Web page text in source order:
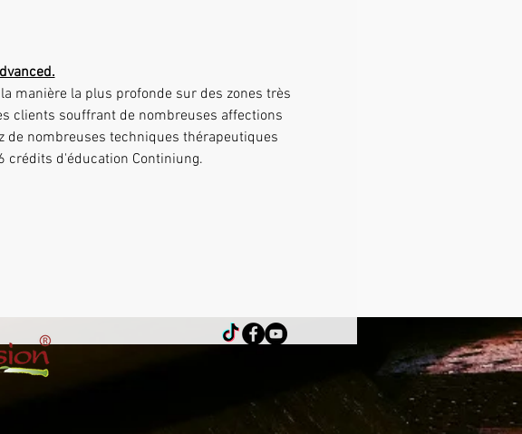
clients souffrant de nombreuses affections
de nombreuses techniques thérapeutiques
crédits d'éducation Continiung.